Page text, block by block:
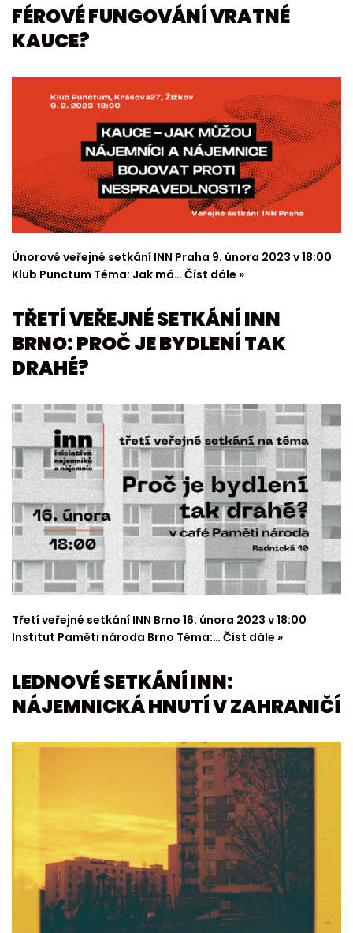
FÉROVÉ FUNGOVÁNÍ VRATNÉ
KAUCE?
Únorové veřejné setkání INN Praha 9. února 2023 v 18:00
Klub Punctum Téma: Jak má… Číst dále »
TŘETÍ VEŘEJNÉ SETKÁNÍ INN
BRNO: PROČ JE BYDLENÍ TAK
DRAHÉ?
Třetí veřejné setkání INN Brno 16. února 2023 v 18:00
Institut Paměti národa Brno Téma:… Číst dále »
LEDNOVÉ SETKÁNÍ INN:
NÁJEMNICKÁ HNUTÍ V ZAHRANIČÍ